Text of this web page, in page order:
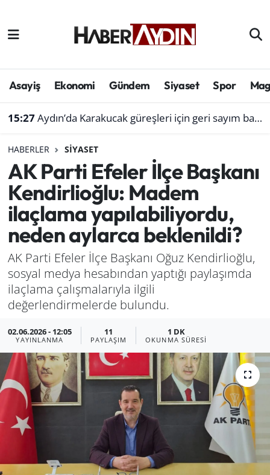
Asayiş Ekonomi Gündem Siyaset Spor
15:27Aydın’da Karakucak güreşleri için geri sayım başladı
HABERLER SIYASET
AK Parti Efeler İlçe Başkanı
Kendirlioğlu: Madem
ilaçlama yapılabiliyordu,
neden aylarca beklenildi?
AK Parti Efeler İlçe Başkanı Oğuz Kendirlioğlu,
sosyal medya hesabından yaptığı paylaşımda
ilaçlama çalışmalarıyla ilgili
değerlendirmelerde bulundu.
02.06.2026 - 12:05
YAYINLANMA
11
PAYLAŞIM
1 DK
OKUNMA SÜRESI
Afyonkarahisar
Çevre
Genel
Haber
Izmir
Kütahya
Manisa
Politika
Uşak
Aydın Hava Durumu
Süper Lig Puan Durumu ve Fikstür
Son Dakika Haberleri
Haber Arşivi